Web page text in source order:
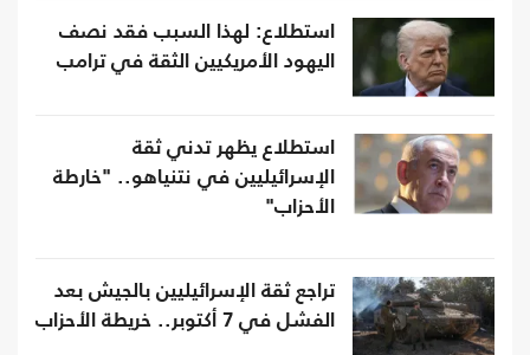
استطلاع: لهذا السبب فقد نصف
اليهود الأمريكيين الثقة في ترامب
استطلاع يظهر تدني ثقة
الإسرائيليين في نتنياهو.. "خارطة
الأحزاب"
تراجع ثقة الإسرائيليين بالجيش بعد
الفشل في 7 أكتوبر.. خريطة الأحزاب